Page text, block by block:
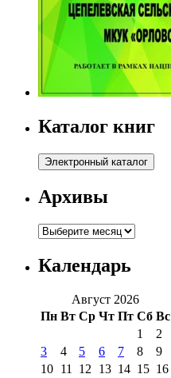
Каталог книг
Архивы
Архивы
Календарь
Август 2026
Пн Вт Ср Чт Пт Сб Вс
1
2
3
4 5 6 7 8
9
10 11 12 13 14 15 16